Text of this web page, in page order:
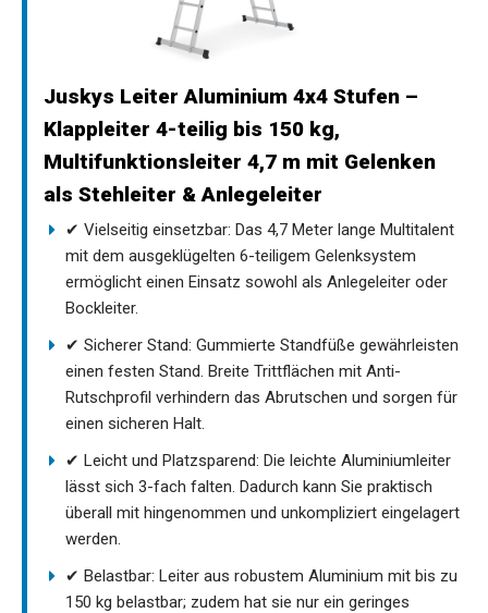
Juskys Leiter Aluminium 4x4 Stufen –
Klappleiter 4-teilig bis 150 kg,
Multifunktionsleiter 4,7 m mit Gelenken
als Stehleiter & Anlegeleiter
✔ Vielseitig einsetzbar: Das 4,7 Meter lange Multitalent
mit dem ausgeklügelten 6-teiligem Gelenksystem
ermöglicht einen Einsatz sowohl als Anlegeleiter oder
Bockleiter.
✔ Sicherer Stand: Gummierte Standfüße gewährleisten
einen festen Stand. Breite Trittflächen mit Anti-
Rutschprofil verhindern das Abrutschen und sorgen für
einen sicheren Halt.
✔ Leicht und Platzsparend: Die leichte Aluminiumleiter
lässt sich 3-fach falten. Dadurch kann Sie praktisch
überall mit hingenommen und unkompliziert eingelagert
werden.
✔ Belastbar: Leiter aus robustem Aluminium mit bis zu
150 kg belastbar; zudem hat sie nur ein geringes